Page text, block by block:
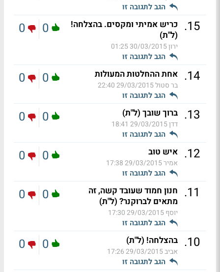
הגב לתגובה זו
15
. כריש אמיתי ומקסים. בהצלחה!
(ל"ת)
ירון30/03/2015 01:25
הגב לתגובה זו
0
0
14
. אחת ההחלטות המעולות
בר סטול29/03/2015 22:40
הגב לתגובה זו
0
0
13
. ברוך שובך (ל"ת)
דדן29/03/2015 18:41
הגב לתגובה זו
0
0
12
. איש טוב
אמיר29/03/2015 17:38
הגב לתגובה זו
0
0
11
. חנון חמוד שעובד קשה, זה
מתאים לברוקנר? (ל"ת)
יוסף29/03/2015 17:30
הגב לתגובה זו
0
0
10
. בהצלחה! (ל"ת)
אביב29/03/2015 17:26
הגב לתגובה זו
0
0